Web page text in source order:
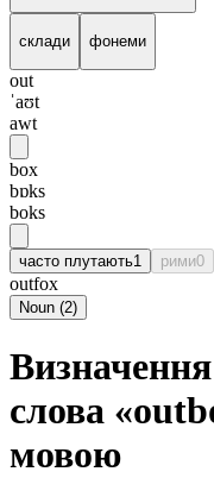
склади фонеми
out
ˈaʊt
awt
box
bɒks
boks
часто плутають1 рими0
outfox
Noun (2)
слова
мовою